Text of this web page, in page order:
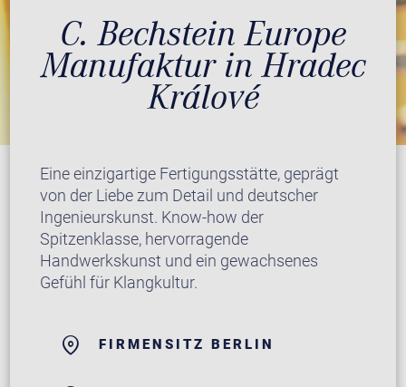
C. Bechstein Europe
Manufaktur in Hradec
Králové
Eine einzigartige Fertigungsstätte, geprägt
von der Liebe zum Detail und deutscher
Ingenieurskunst. Know-how der
Spitzenklasse, hervorragende
Handwerkskunst und ein gewachsenes
Gefühl für Klangkultur.
FIRMENSITZ BERLIN